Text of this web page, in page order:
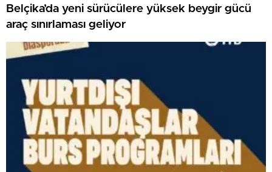
Belçika’da yeni sürücülere yüksek beygir gücü
araç sınırlaması geliyor